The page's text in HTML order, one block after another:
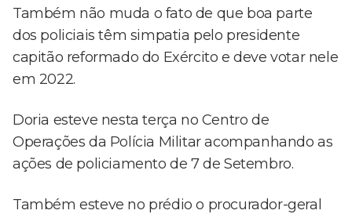
Também não muda o fato de que boa parte
dos policiais têm simpatia pelo presidente
capitão reformado do Exército e deve votar nele
em 2022.
Doria esteve nesta terça no Centro de
Operações da Polícia Militar acompanhando as
ações de policiamento de 7 de Setembro.
Também esteve no prédio o procurador-geral